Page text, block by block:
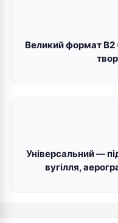
Великий формат
Універсальний —
вугілля,